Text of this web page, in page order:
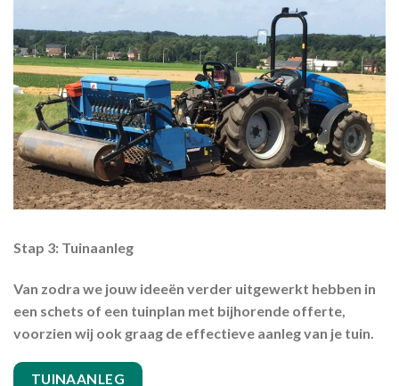
Stap 3: Tuinaanleg
Van zodra we jouw ideeën verder uitgewerkt hebben in
een schets of een tuinplan met bijhorende offerte,
voorzien wij ook graag de effectieve aanleg van je tuin.
TUINAANLEG